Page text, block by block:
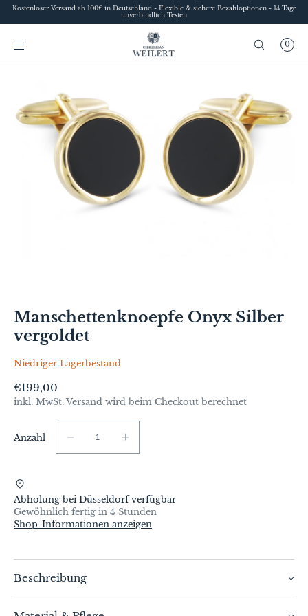
DIREKT ZUM
Kostenloser Versand ab 100€ in Deutschland - Flexible & sichere Bezahloptionen - 14 Tage
unverbindlich Testen
0
Manschettenknoepfe Onyx Silber
vergoldet
Niedriger Lagerbestand
Normaler
Preis
€199,00
inkl. MwSt.Versand wird beim Checkout berechnet
Anzahl
Anzahl
Verringere
die
Manschettenknoepfe
Onyx
Erhöhe
die
Manschettenknoepfe
Onyx
Silber
Abholung beiDüsseldorfverfügbar
Gewöhnlich fertig in 4 Stunden
Shop-Informationen anzeigen
Beschreibung